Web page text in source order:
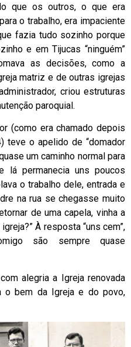
que os outros, o que era
o trabalho, era impaciente
fazia tudo sozinho porque
e em Tijucas “ninguém”
as decisões, como a
matriz e de outras igrejas
criou estruturas
paroquial.
(como era chamado depois
teve o apelido de “domador
um caminho normal para
lá permanecia uns poucos
o trabalho dele, entrada e
na rua se chegasse muito
de uma capela, vinha a
À resposta “uns cem”,
são sempre quase
alegria a Igreja renovada
o bem da Igreja e do povo,